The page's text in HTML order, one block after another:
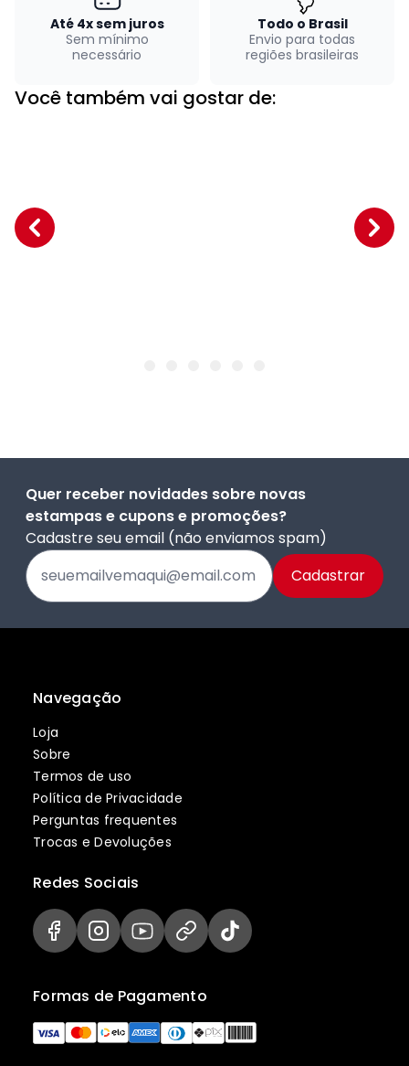
Até 4x sem juros
Sem mínimo
necessário
Todo o Brasil
Envio para todas
regiões brasileiras
Você também vai gostar de:
Quer receber novidades sobre novas
estampas e cupons e promoções?
Cadastre seu email (não enviamos spam)
Navegação
Loja
Sobre
Termos de uso
Política de Privacidade
Perguntas frequentes
Trocas e Devoluções
Formas de Pagamento
Redes Sociais